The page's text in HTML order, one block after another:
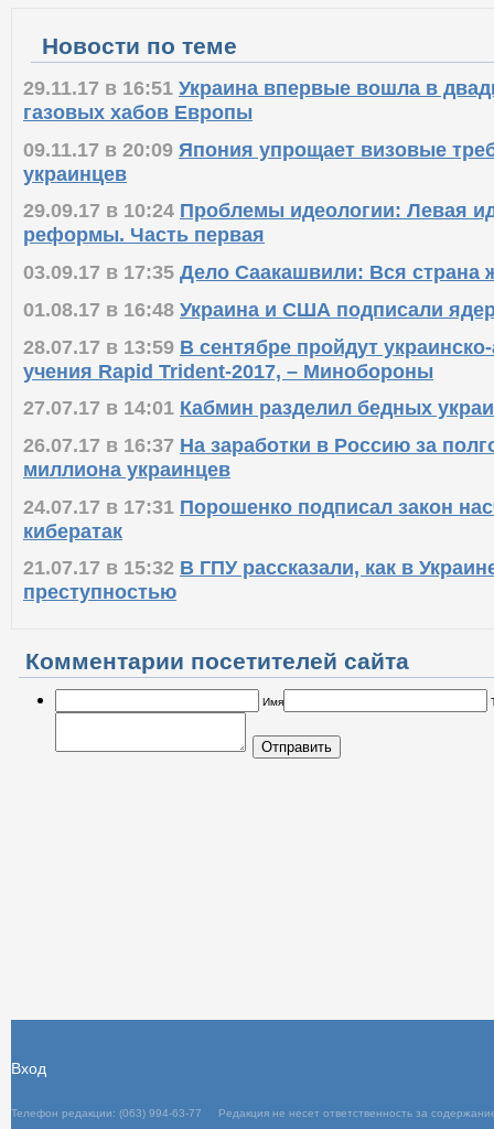
Новости по теме
29.11.17 в 16:51 Украина впервые вошла в
газовых хабов Европы
09.11.17 в 20:09 Япония упрощает визовые
украинцев
29.09.17 в 10:24 Проблемы идеологии: Левая
реформы. Часть первая
03.09.17 в 17:35 Дело Саакашвили: Вся страна
01.08.17 в 16:48 Украина и США подписали
28.07.17 в 13:59 В сентябре пройдут
учения Rapid Trident-2017, – Минобороны
27.07.17 в 14:01 Кабмин разделил бедных
26.07.17 в 16:37 На заработки в Россию за
миллиона украинцев
24.07.17 в 17:31 Порошенко подписал закон
кибератак
21.07.17 в 15:32 В ГПУ рассказали, как в
преступностью
Комментарии посетителей сайта
Имя
Отправить
Телефон редакции: (063) 994-63-77